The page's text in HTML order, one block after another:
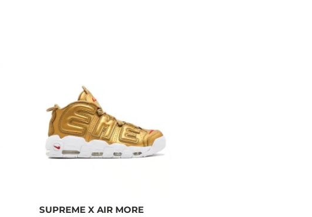
SUPREME X AIR MORE